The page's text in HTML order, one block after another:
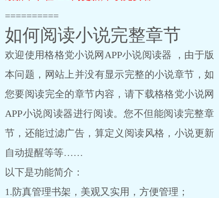
==========
如何阅读小说完整章节
欢迎使用格格党小说网APP小说阅读器 ，由于版
本问题，网站上并没有显示完整的小说章节，如
您要阅读完全的章节内容，请下载格格党小说网
APP小说阅读器进行阅读。您不但能阅读完整章
节，还能过滤广告，算定义阅读风格，小说更新
自动提醒等等……
以下是功能简介：
1.防真管理书架，美观又实用，方便管理；